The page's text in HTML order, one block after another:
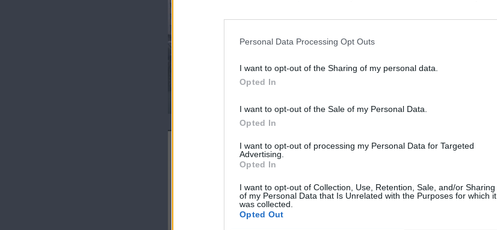
Personal Data Processing Opt Outs
I want to opt-out of the Sharing of my personal data.
Opted In
I want to opt-out of the Sale of my Personal Data.
Opted In
I want to opt-out of processing my Personal Data for Targeted
Advertising.
Opted In
I want to opt-out of Collection, Use, Retention, Sale, and/or Sharing
of my Personal Data that Is Unrelated with the Purposes for which it
was collected.
Opted Out